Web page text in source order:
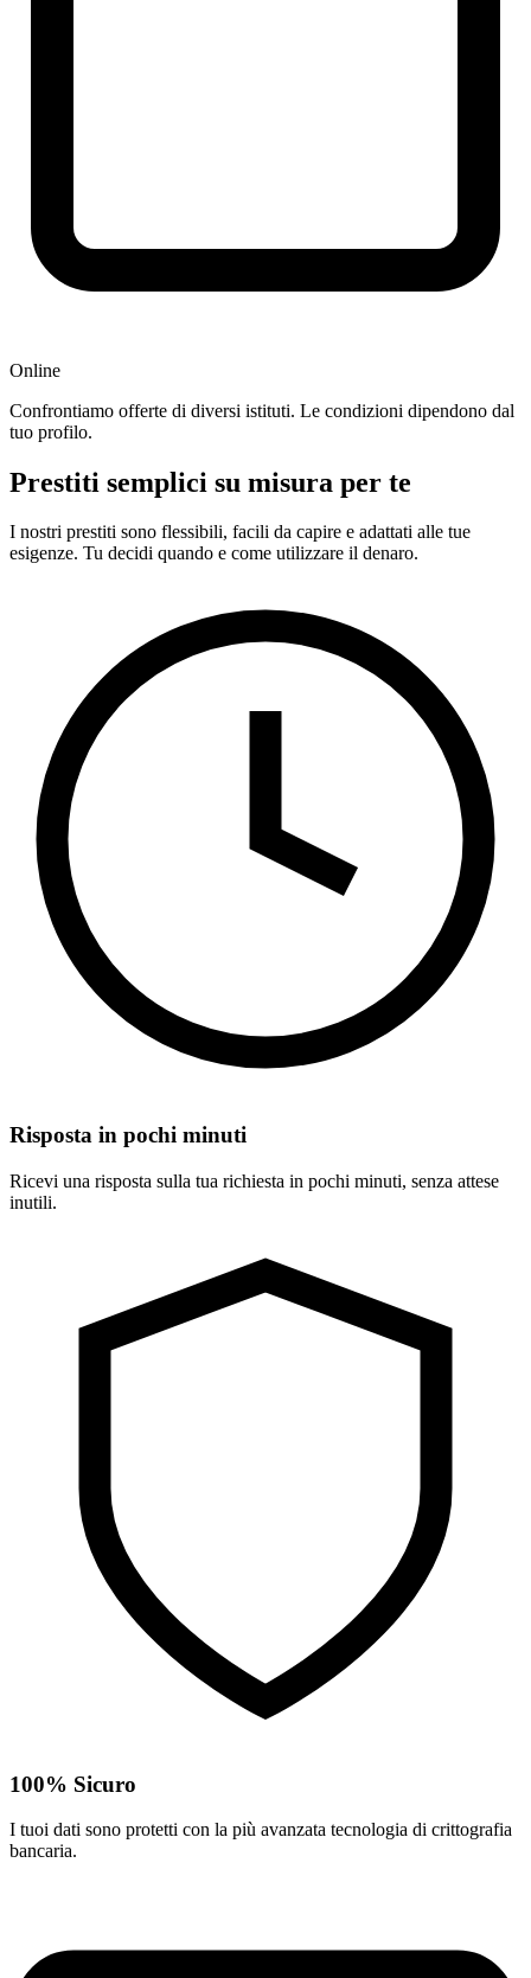
Online
Confrontiamo offerte di diversi istituti. Le condizioni dipendono dal
tuo profilo.
Prestiti semplici su misura per te
I nostri prestiti sono flessibili, facili da capire e adattati alle tue
esigenze. Tu decidi quando e come utilizzare il denaro.
Risposta in pochi minuti
Ricevi una risposta sulla tua richiesta in pochi minuti, senza attese
inutili.
100% Sicuro
I tuoi dati sono protetti con la più avanzata tecnologia di crittografia
bancaria.